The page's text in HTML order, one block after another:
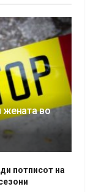
жената во
потписот на